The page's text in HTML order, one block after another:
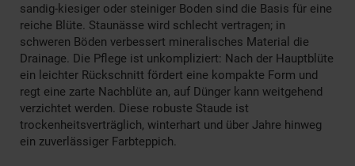
sandig-kiesiger oder steiniger Boden sind die Basis für eine
reiche Blüte. Staunässe wird schlecht vertragen; in
schweren Böden verbessert mineralisches Material die
Drainage. Die Pflege ist unkompliziert: Nach der Hauptblüte
ein leichter Rückschnitt fördert eine kompakte Form und
regt eine zarte Nachblüte an, auf Dünger kann weitgehend
verzichtet werden. Diese robuste Staude ist
trockenheitsverträglich, winterhart und über Jahre hinweg
ein zuverlässiger Farbteppich.